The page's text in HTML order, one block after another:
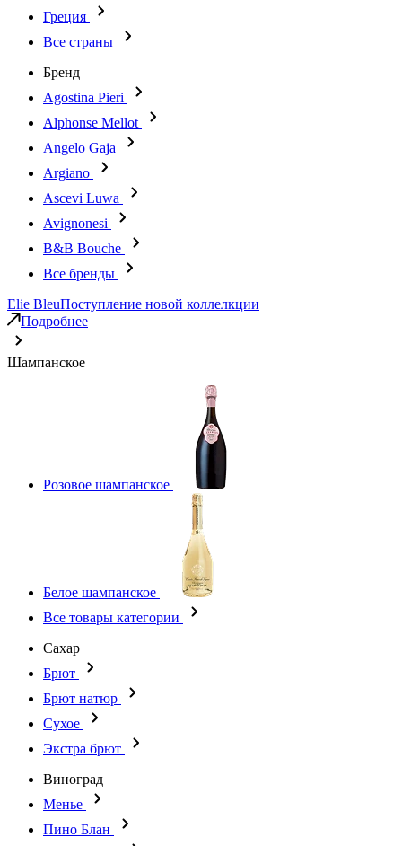
Греция
Все страны
Бренд
Agostina Pieri
Alphonse Mellot
Angelo Gaja
Argiano
Ascevi Luwa
Avignonesi
B&B Bouche
Все бренды
Elie BleuПоступление новой коллелкции
Подробнее
Шампанское
Розовое шампанское
Белое шампанское
Все товары категории
Сахар
Брют
Брют натюр
Сухое
Экстра брют
Виноград
Менье
Пино Блан